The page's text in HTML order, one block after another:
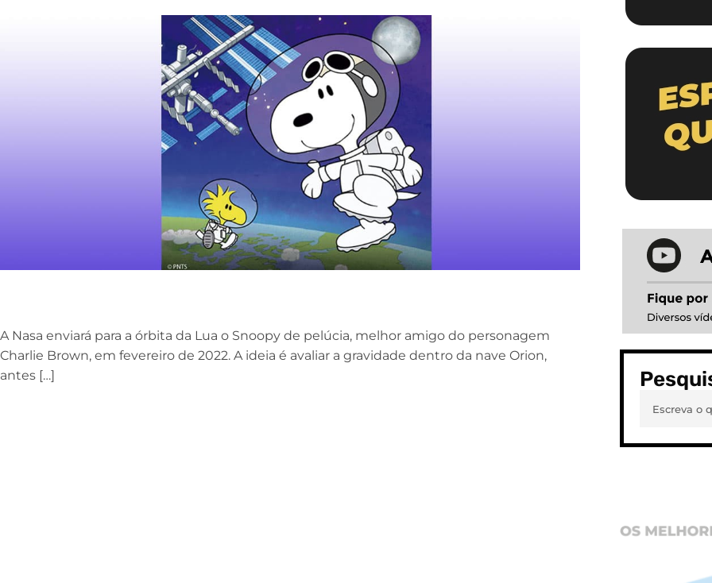
A Nasa enviará para a órbita da Lua o Snoopy de pelúcia, melhor amigo do personagem
Charlie Brown, em fevereiro de 2022. A ideia é avaliar a gravidade dentro da nave Orion,
antes […]